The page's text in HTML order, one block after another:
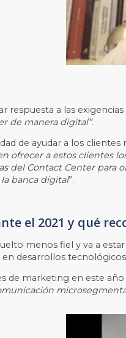
respuesta a las
de manera digital”.
de ayudar a los
ofrecer a estos clientes
del Contact Center
banca digital”.
el 2021 y qué
menos fiel y va a
desarrollos
de marketing en este año